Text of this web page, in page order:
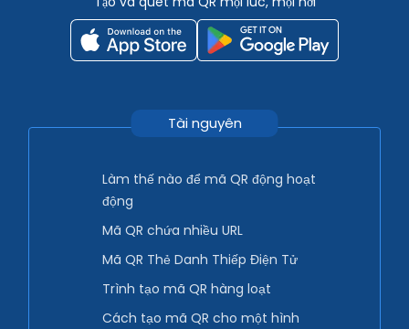
Tài nguyên
Làm thế nào để mã QR động hoạt
động
Mã QR chứa nhiều URL
Mã QR Thẻ Danh Thiếp Điện Tử
Trình tạo mã QR hàng loạt
Cách tạo mã QR cho một hình